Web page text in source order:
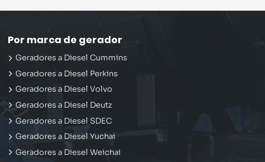
Por marca de gerador
Geradores a Diesel Cummins
Geradores a Diesel Perkins
Geradores a Diesel Volvo
Geradores a Diesel Deutz
Geradores a Diesel SDEC
Geradores a Diesel Yuchai
Geradores a Diesel Weichai